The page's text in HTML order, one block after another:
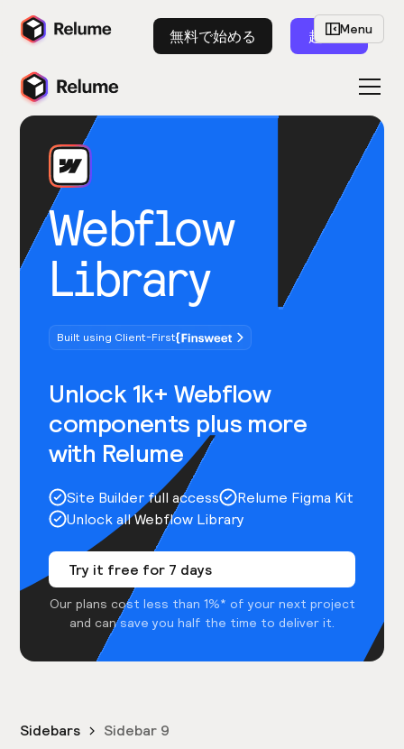
無料で始める 起動
Webflow
Library
Built using Client-First
Unlock 1k+ Webflow
components plus more
with Relume
Site Builder full access
Relume Figma Kit
Unlock all Webflow Library
Try it free for 7 days
Our plans cost less than 1%* of your next project
and can save you half the time to deliver it.
Menu
Sidebars Sidebar 9